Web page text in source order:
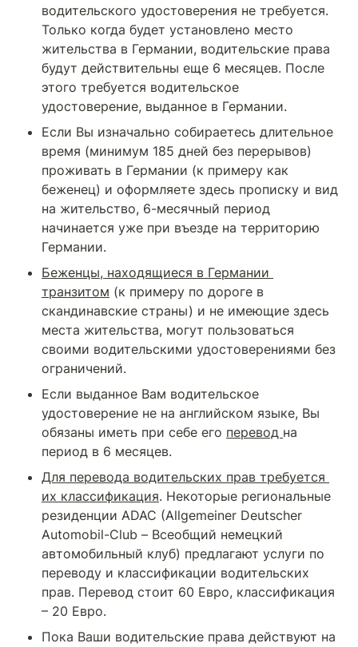
водительского удостоверения не требуется.
Только когда будет установлено место
жительства в Германии, водительские права
будут действительны еще 6 месяцев. После
этого требуется водительское
удостоверение, выданное в Германии.
Если Вы изначально собираетесь длительное
время (минимум 185 дней без перерывов)
проживать в Германии (к примеру как
беженец) и оформляете здесь прописку и вид
на жительство, 6-месячный период
начинается уже при въезде на территорию
Германии.
Беженцы, находящиеся в Германии
транзитом (к примеру по дороге в
скандинавские страны) и не имеющие здесь
места жительства, могут пользоваться
своими водительскими удостоверениями без
ограничений.
Если выданное Вам водительское
удостоверение не на английском языке, Вы
обязаны иметь при себе его перевод на
период в 6 месяцев.
Для перевода водительских прав требуется
их классификация. Некоторые региональные
резиденции ADAC (Allgemeiner Deutscher
Automobil-Club – Всеобщий немецкий
автомобильный клуб) предлагают услуги по
переводу и классификации водительских
прав. Перевод стоит 60 Евро, классификация
– 20 Евро.
Пока Ваши водительские права действуют на